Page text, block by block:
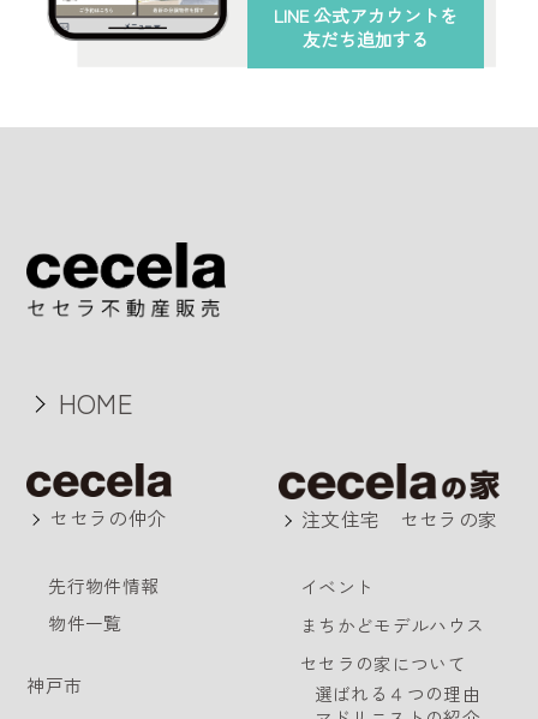
LINE 公式アカウントを
友だち追加する
HOME
セセラの仲介
先行物件情報
物件一覧
神戸市
注文住宅 セセラの家
イベント
まちかどモデルハウス
セセラの家について
選ばれる４つの理由